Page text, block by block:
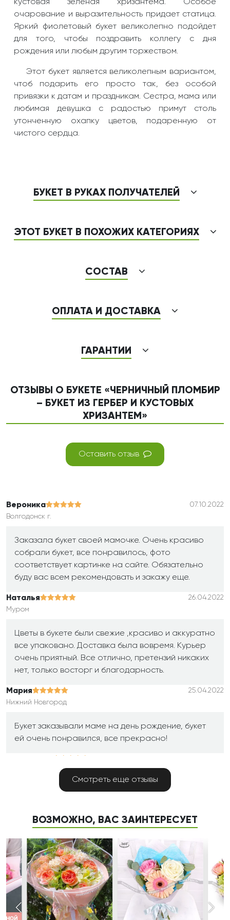
кустовая зеленая хризантема. Особое
очарование и выразительность придает статица.
Яркий фиолетовый букет великолепно подойдет
для того, чтобы поздравить коллегу с дня
рождения или любым другим торжеством.
Этот букет является великолепным вариантом,
чтоб подарить его просто так, без особой
привязки к датам и праздникам. Сестра, мама или
любимая девушка с радостью примут столь
утонченную охапку цветов, подаренную от
чистого сердца.
БУКЕТ В РУКАХ ПОЛУЧАТЕЛЕЙ
ЭТОТ БУКЕТ В ПОХОЖИХ КАТЕГОРИЯХ
СОСТАВ
ОПЛАТА И ДОСТАВКА
ГАРАНТИИ
ОТЗЫВЫ О БУКЕТЕ «ЧЕРНИЧНЫЙ ПЛОМБИР
– БУКЕТ ИЗ ГЕРБЕР И КУСТОВЫХ
ХРИЗАНТЕМ»
Оставить отзыв
Вероника
07.10.2022
Волгодонск г.
Заказала букет своей мамочке. Очень красиво
собрали букет, все понравилось, фото
соответствует картинке на сайте. Обязательно
буду вас всем рекомендовать и закажу еще.
Наталья
26.04.2022
Муром
Цветы в букете были свежие ,красиво и аккуратно
все упаковано. Доставка была вовремя. Курьер
очень приятный. Все отлично, претензий никаких
нет, только восторг и благодарность.
Мария
25.04.2022
Нижний Новгород
Букет заказывали маме на день рождение, букет
ей очень понравился, все прекрасно!
получился хороший, спасибо!
Егор
Новороссийск
Моя мама живёт в Новороссийске, а я застрял по
работе в Питере. Очень хотелось поздравить её с
днем рождения и уделить внимание, даже
несмотря на то, что не могу поздравить лично,
Смотреть еще отзывы
ВОЗМОЖНО, ВАС ЗАИНТЕРЕСУЕТ